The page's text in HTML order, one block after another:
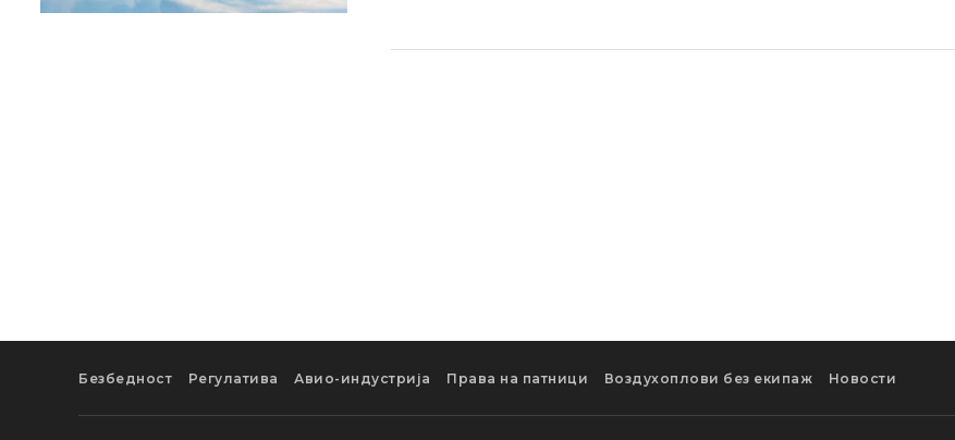
Безбедност Регулатива Авио-индустрија Права на патници Воздухоплови без екипаж Новости